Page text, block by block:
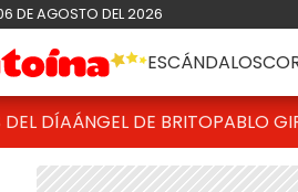
DE AGOSTO DEL 2026
ESCÁNDALOS
DEL DÍAÁNGEL DE BRITOPABLO